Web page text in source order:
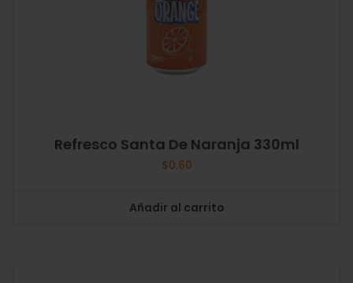
Refresco Santa De Naranja 330ml
$0.60
Añadir al carrito